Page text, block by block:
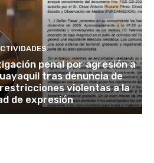
penal por agresión a
tras denuncia de
violentas a la
de expresión